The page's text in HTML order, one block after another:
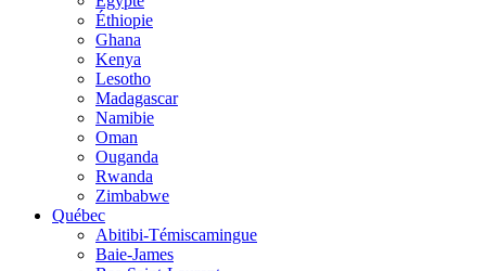
Éthiopie
Ghana
Kenya
Lesotho
Madagascar
Namibie
Oman
Ouganda
Rwanda
Zimbabwe
Québec
Abitibi-Témiscamingue
Baie-James